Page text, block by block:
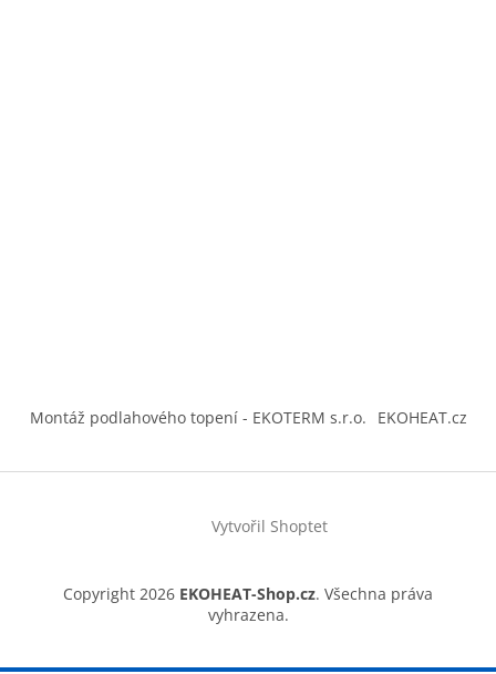
Montáž podlahového topení - EKOTERM s.r.o. EKOHEAT.cz
Vytvořil Shoptet
Copyright 2026 EKOHEAT-Shop.cz. Všechna práva
vyhrazena.